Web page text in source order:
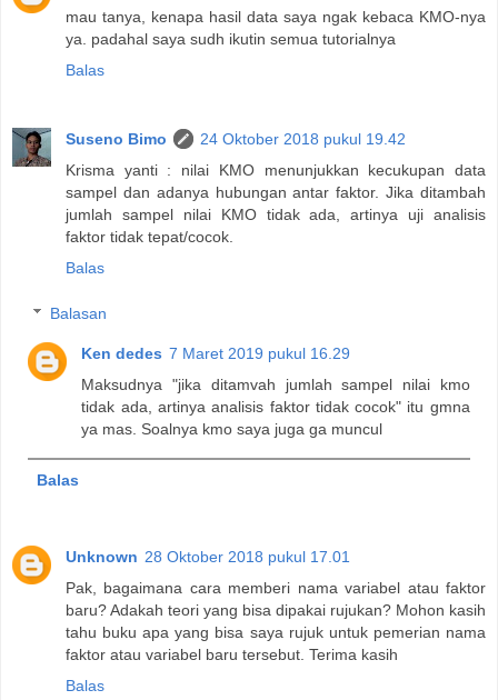
mau tanya, kenapa hasil data saya ngak kebaca KMO-nya
ya. padahal saya sudh ikutin semua tutorialnya
Balas
Suseno Bimo
24 Oktober 2018 pukul 19.42
Krisma yanti : nilai KMO menunjukkan kecukupan data
sampel dan adanya hubungan antar faktor. Jika ditambah
jumlah sampel nilai KMO tidak ada, artinya uji analisis
faktor tidak tepat/cocok.
Balas
Balasan
Ken dedes 7 Maret 2019 pukul 16.29
Maksudnya "jika ditamvah jumlah sampel nilai kmo
tidak ada, artinya analisis faktor tidak cocok" itu gmna
ya mas. Soalnya kmo saya juga ga muncul
Balas
Unknown 28 Oktober 2018 pukul 17.01
Pak, bagaimana cara memberi nama variabel atau faktor
baru? Adakah teori yang bisa dipakai rujukan? Mohon kasih
tahu buku apa yang bisa saya rujuk untuk pemerian nama
faktor atau variabel baru tersebut. Terima kasih
Balas